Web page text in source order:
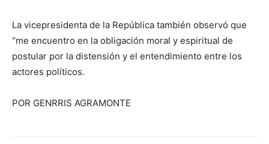
La vicepresidenta de la República también observó que
“me encuentro en la obligación moral y espiritual de
postular por la distensión y el entendimiento entre los
actores políticos.
POR GENRRIS AGRAMONTE